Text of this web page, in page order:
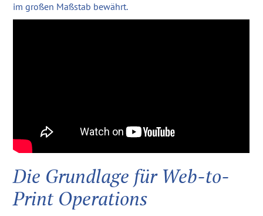
im großen Maßstab bewährt.
Die Grundlage für Web-to-
Print Operations